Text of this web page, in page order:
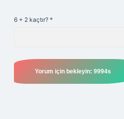
6 + 2 kaçtır? *